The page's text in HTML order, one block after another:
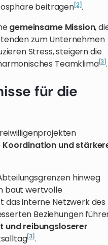
beitragen[2].
gemeinsame Mission,
zum Unternehmen
Stress, steigern die
Teamklima[3].
für die
Koordination und
hinweg
baut wertvolle
das interne Netzwerk des
Beziehungen
und reibungsloserer
[3].